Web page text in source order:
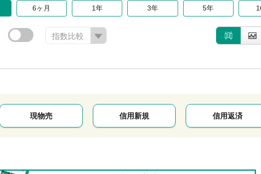
6ヶ月 1年 3年 5年
指数比較
現物売 信用新規 信用返済